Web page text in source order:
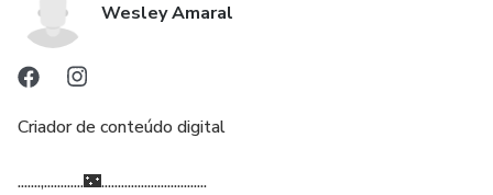
Wesley Amaral
Criador de conteúdo digital
.......,............🌃................................